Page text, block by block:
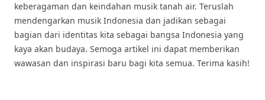
keberagaman dan keindahan musik tanah air. Teruslah
mendengarkan musik Indonesia dan jadikan sebagai
bagian dari identitas kita sebagai bangsa Indonesia yang
kaya akan budaya. Semoga artikel ini dapat memberikan
wawasan dan inspirasi baru bagi kita semua. Terima kasih!